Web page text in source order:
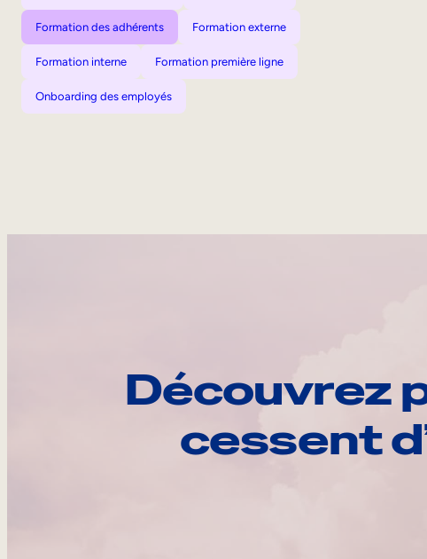
Formation des adhérents Formation externe
Formation interne Formation première ligne
Onboarding des employés
Découvrez
cessent